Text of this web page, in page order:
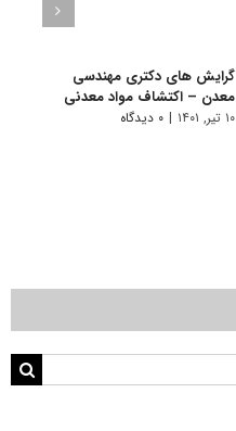
گرایش های دکتری ﻣﻬﻨﺪسی
ﻣﻌﺪن – اﻛﺘﺸﺎف مواد معدنی
۱۰ تیر, ۱۴۰۱ | ۰ دیدگاه